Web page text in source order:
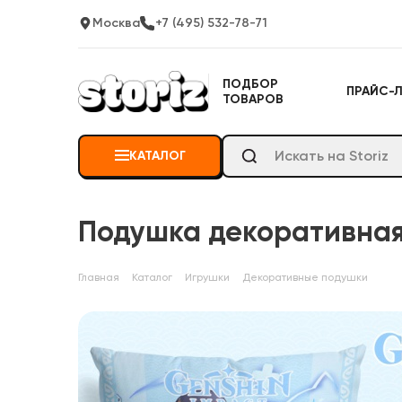
Москва +7 (495) 532-78-71
ПОДБОР
ТОВАРОВ
ПРАЙС-
КАТАЛОГ
Подушка
Главная Каталог Игрушки Декоративные подушки